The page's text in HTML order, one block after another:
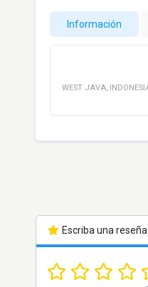
Información
WEST JAVA,
Escriba una reseña